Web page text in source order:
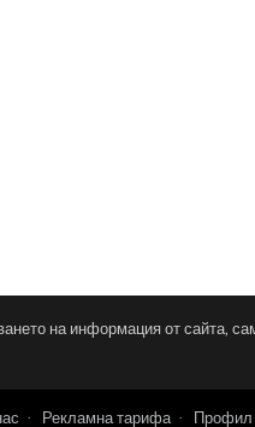
на информация от сайта,
Рекламна тарифа Профил